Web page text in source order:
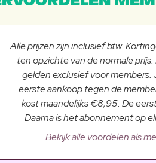
Alle prijzen zijn inclusief btw.
ten opzichte van de normale
gelden exclusief voor members.
eerste aankoop tegen de
kost maandelijks €8,95. De
Daarna is het abonnement op
Bekijk alle voordelen als